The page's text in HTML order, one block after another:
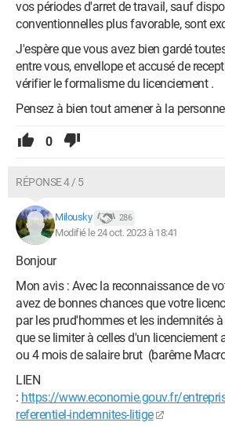
vos périodes d'arret de travail, sauf
conventionnelles plus favorable, sont
J'espère que vous avez bien gardé
entre vous, envellope et accusé de
vérifier le formalisme du licenciement .
Pensez à bien tout amener à la
0
RÉPONSE 4 / 5
Milousky 286
Modifié le 24 oct. 2023 à 18:41
Bonjour
Mon avis : Avec la reconnaissance de
avez de bonnes chances que votre
par les prud'hommes et les indemnités
que se limiter à celles d'un licenciement
ou 4 mois de salaire brut (barême
LIEN
: https://www.economie.gouv.fr/
referentiel-indemnites-litige